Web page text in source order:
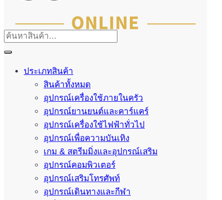
ประเภทสินค้า
สินค้าทั้งหมด
อุปกรณ์เครื่องใช้ภายในครัว
อุปกรณ์ยานยนต์และคาร์แคร์
อุปกรณ์เครื่องใช้ไฟฟ้าทั่วไป
อุปกรณ์เพื่อความบันเทิง
เกม & สตรีมมิ่งและอุปกรณ์เสริม
อุปกรณ์คอมพิวเตอร์
อุปกรณ์เสริมโทรศัพท์
อุปกรณ์เดินทางและกีฬา